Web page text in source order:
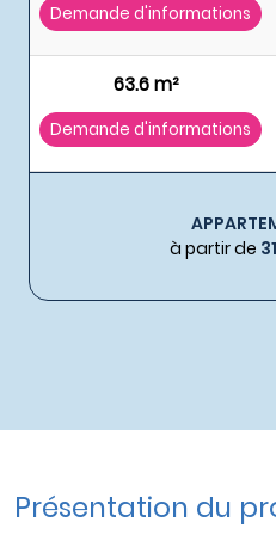
Demande d'informations
63.6 m²
Demande d'informations
à partir de
Présentation du